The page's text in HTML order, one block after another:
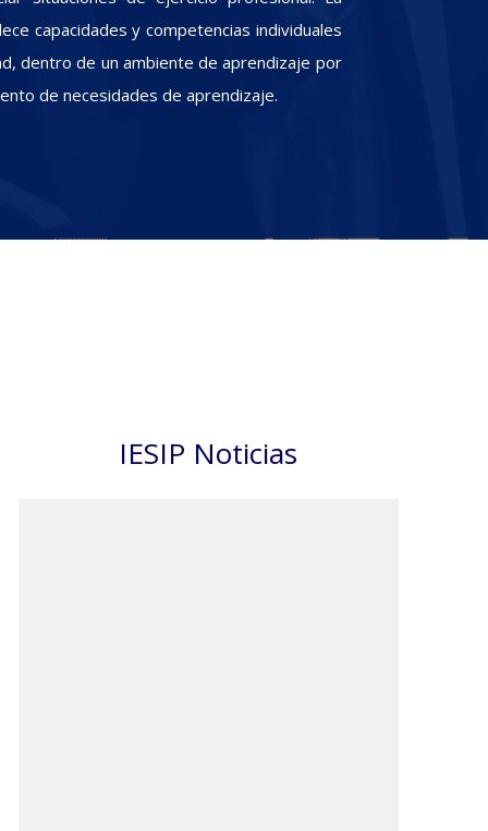
capacidades y competencias individuales
dentro de un ambiente de aprendizaje por
de necesidades de aprendizaje.
IESIP Noticias